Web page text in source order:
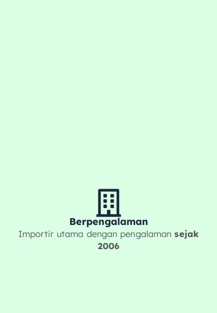
Berpengalaman
Importir utama dengan pengalamansejak
2006